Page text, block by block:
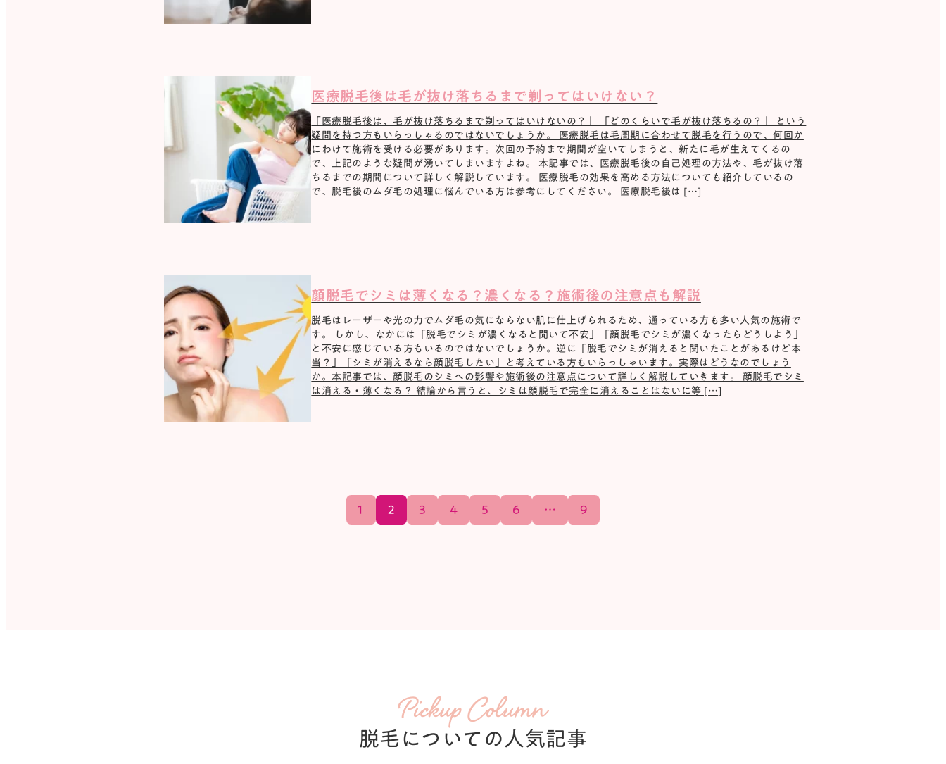
医療脱毛後は毛が抜け落ちるまで剃ってはいけない？
「医療脱毛後は、毛が抜け落ちるまで剃ってはいけないの？」 「どのくらいで毛が抜け落ちるの？」 という
疑問を持つ方もいらっしゃるのではないでしょうか。 医療脱毛は毛周期に合わせて脱毛を行うので、何回か
にわけて施術を受ける必要があります。次回の予約まで期間が空いてしまうと、新たに毛が生えてくるの
で、上記のような疑問が湧いてしまいますよね。 本記事では、医療脱毛後の自己処理の方法や、毛が抜け落
ちるまでの期間について詳しく解説しています。 医療脱毛の効果を高める方法についても紹介しているの
で、脱毛後のムダ毛の処理に悩んでいる方は参考にしてください。 医療脱毛後は […]
顔脱毛でシミは薄くなる？濃くなる？施術後の注意点も解説
脱毛はレーザーや光の力でムダ毛の気にならない肌に仕上げられるため、通っている方も多い人気の施術で
す。 しかし、なかには「脱毛でシミが濃くなると聞いて不安」「顔脱毛でシミが濃くなったらどうしよう」
と不安に感じている方もいるのではないでしょうか。逆に「脱毛でシミが消えると聞いたことがあるけど本
当？」「シミが消えるなら顔脱毛したい」と考えている方もいらっしゃいます。実際はどうなのでしょう
か。本記事では、顔脱毛のシミへの影響や施術後の注意点について詳しく解説していきます。 顔脱毛でシミ
は消える・薄くなる？ 結論から言うと、シミは顔脱毛で完全に消えることはないに等 […]
1 2 3 4 5 6 … 9
Pickup Column
脱毛についての人気記事